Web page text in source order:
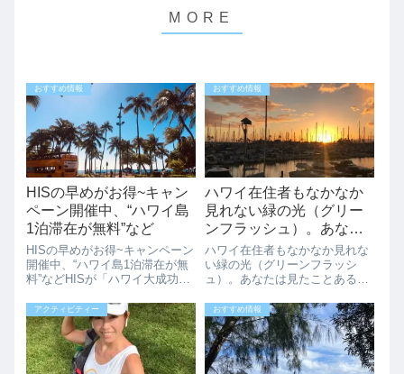
おすすめ情報
HISの早めがお得~キャン
ペーン開催中、“ハワイ島
1泊滞在が無料”など
HISの早めがお得~キャンペーン
開催中、“ハワイ島1泊滞在が無
料”などHISが「ハワイ大成功~
月9日（金）から9月30日（月）
まで実施中です。「ハワイ大成
功~早めがお得~」特典が盛りだ
くさんなのでハワイ旅行をお...
おすすめ情報
ハワイ在住者もなかなか
見れない緑の光（グリー
ンフラッシュ）。あなた
は見たことある？
ハワイ在住者もなかなか見れな
い緑の光（グリーンフラッシ
ュ）。あなたは見たことある？
という言葉を知っていますが？
緑の光（グリーンフラッシュ）
は、夕陽（サンセット）が沈む
瞬間に奇跡的にみれる緑色のフ
ラッシュです。ハワ...
アクティビティー おすすめ情報